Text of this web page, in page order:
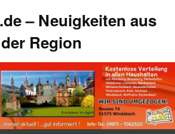
– Neuigkeiten aus
der Region